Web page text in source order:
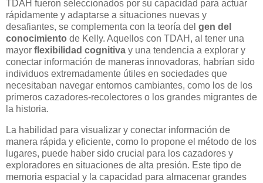
TDAH fueron seleccionados por su capacidad para actuar
rápidamente y adaptarse a situaciones nuevas y
desafiantes, se complementa con la teoría del gen del
conocimiento de Kelly. Aquellos con TDAH, al tener una
mayor flexibilidad cognitiva y una tendencia a explorar y
conectar información de maneras innovadoras, habrían sido
individuos extremadamente útiles en sociedades que
necesitaban navegar entornos cambiantes, como los de los
primeros cazadores-recolectores o los grandes migrantes de
la historia.
La habilidad para visualizar y conectar información de
manera rápida y eficiente, como lo propone el método de los
lugares, puede haber sido crucial para los cazadores y
exploradores en situaciones de alta presión. Este tipo de
memoria espacial y la capacidad para almacenar grandes